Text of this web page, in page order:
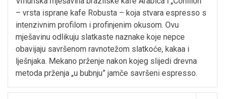
– vrsta isprane kafe Robusta – koja stvara espresso s
intenzivnim profilom i profinjenim okusom. Ovu
mješavinu odlikuju slatkaste naznake koje nepce
obavijaju savršenom ravnotežom slatkoće, kakaa i
lješnjaka. Mekano prženje nakon kojeg slijedi drevna
metoda prženja „u bubnju” jamče savršeni espresso.